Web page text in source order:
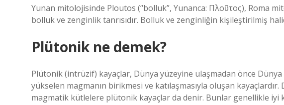
Yunan mitolojisinde Ploutos (“bolluk”, Yunanca: Πλοῦτος), Roma
bolluk ve zenginlik tanrısıdır. Bolluk ve zenginliğin kişileştirilmiş
Plütonik ne demek?
Plütonik (intrüzif) kayaçlar, Dünya yüzeyine ulaşmadan önce
yükselen magmanın birikmesi ve katılaşmasıyla oluşan
magmatik kütlelere plütonik kayaçlar da denir. Bunlar genellikle